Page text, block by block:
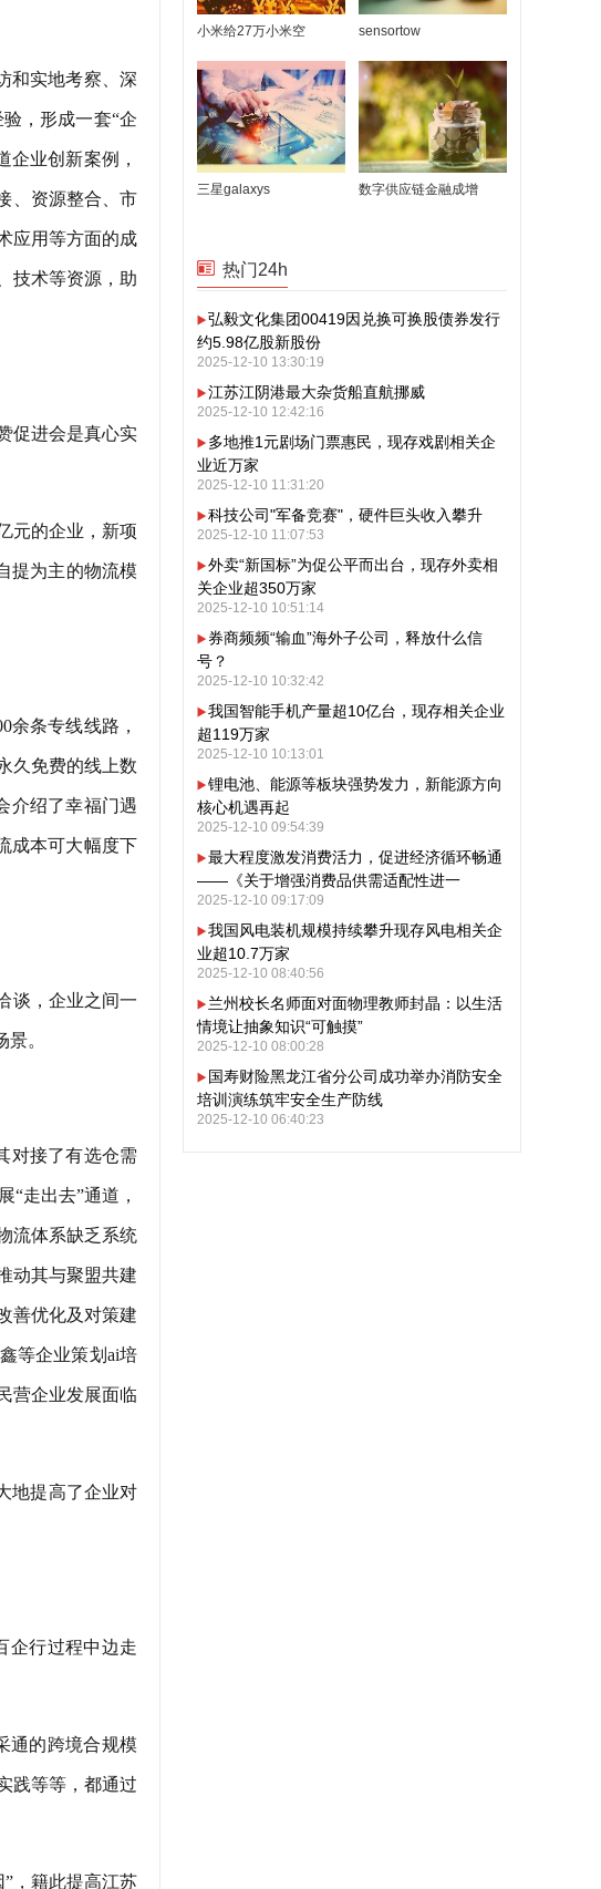
和实地考察、深
，形成一套“企
业创新案例，
、资源整合、市
应用等方面的成
技术等资源，助
促进会是真心实
元的企业，新项
提为主的物流模
余条专线线路，
久免费的线上数
介绍了幸福门遇
成本可大幅度下
谈，企业之间一
。
对接了有选仓需
走出去”通道，
流体系缺乏系统
动其与聚盟共建
善优化及对策建
等企业策划ai培
营企业发展面临
地提高了企业对
企行过程中边走
通的跨境合规模
践等等，都通过
，籍此提高江苏
小米给27万小米空 sensortow
三星galaxys 数字供应链金融成增
热门24h
弘毅文化集团00419因兑换可换股债券发行
约5.98亿股新股份
2025-12-10 13:30:19
江苏江阴港最大杂货船直航挪威
2025-12-10 12:42:16
多地推1元剧场门票惠民，现存戏剧相关企
业近万家
2025-12-10 11:31:20
科技公司"军备竞赛"，硬件巨头收入攀升
2025-12-10 11:07:53
外卖“新国标”为促公平而出台，现存外卖相
关企业超350万家
2025-12-10 10:51:14
券商频频“输血”海外子公司，释放什么信
号？
2025-12-10 10:32:42
我国智能手机产量超10亿台，现存相关企业
超119万家
2025-12-10 10:13:01
锂电池、能源等板块强势发力，新能源方向
核心机遇再起
2025-12-10 09:54:39
最大程度激发消费活力，促进经济循环畅通
——《关于增强消费品供需适配性进一
2025-12-10 09:17:09
我国风电装机规模持续攀升现存风电相关企
业超10.7万家
2025-12-10 08:40:56
兰州校长名师面对面物理教师封晶：以生活
情境让抽象知识“可触摸”
2025-12-10 08:00:28
国寿财险黑龙江省分公司成功举办消防安全
培训演练筑牢安全生产防线
2025-12-10 06:40:23